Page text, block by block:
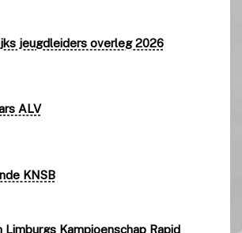
jeugdleiders overleg 2026
ALV
KNSB
Limburgs Kampioenschap Rapid